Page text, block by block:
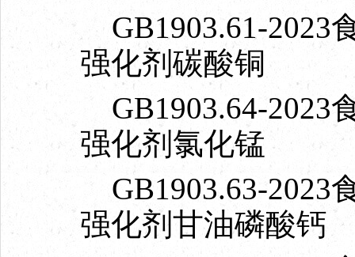
GB1903.61-2023
强化剂碳酸铜
GB1903.64-2023
强化剂氯化锰
GB1903.63-2023
强化剂甘油磷酸钙